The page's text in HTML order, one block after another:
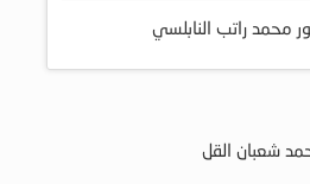
محمد راتب النابلسي
شعبان القل